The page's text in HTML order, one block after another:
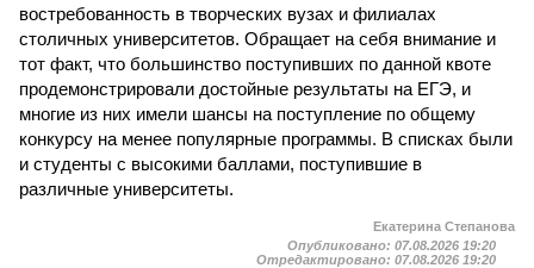
востребованность в творческих вузах и филиалах
столичных университетов. Обращает на себя внимание и
тот факт, что большинство поступивших по данной квоте
продемонстрировали достойные результаты на ЕГЭ, и
многие из них имели шансы на поступление по общему
конкурсу на менее популярные программы. В списках были
и студенты с высокими баллами, поступившие в
различные университеты.
Екатерина Степанова
Опубликовано: 07.08.2026 19:20
Отредактировано: 07.08.2026 19:20